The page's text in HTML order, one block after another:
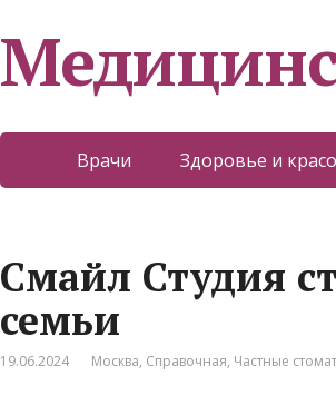
Врачи Здоровье и
Смайл Студия
семьи
19.06.2024 Москва, Справочная, Частные